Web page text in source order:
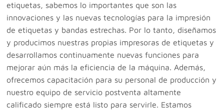
etiquetas, sabemos lo importantes que son las
innovaciones y las nuevas tecnologías para la impresión
de etiquetas y bandas estrechas. Por lo tanto, diseñamos
y producimos nuestras propias impresoras de etiquetas y
desarrollamos continuamente nuevas funciones para
mejorar aún más la eficiencia de la máquina. Además,
ofrecemos capacitación para su personal de producción y
nuestro equipo de servicio postventa altamente
calificado siempre está listo para servirle. Estamos